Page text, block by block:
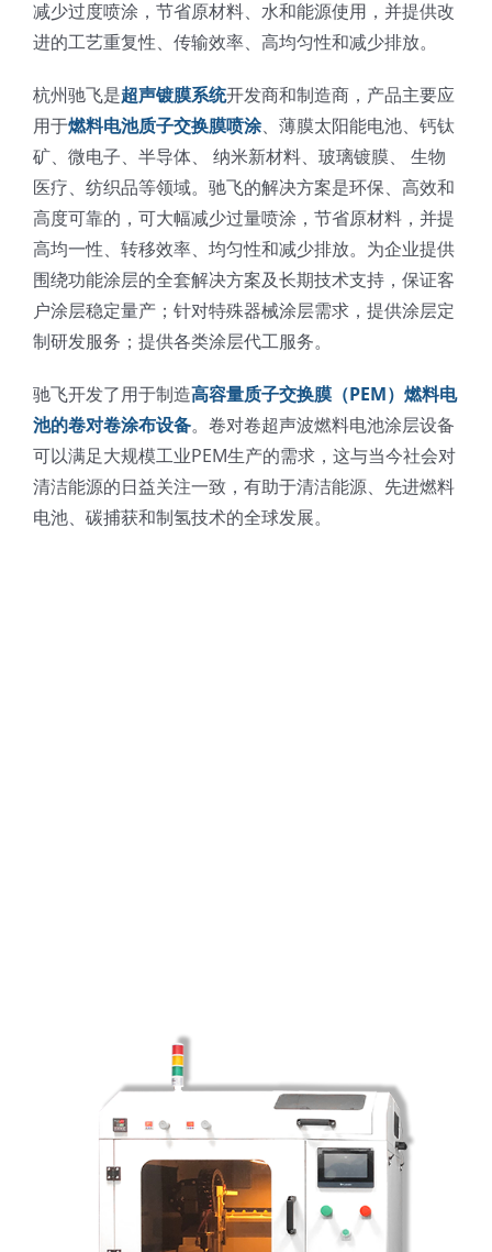
减少过度喷涂，节省原材料、水和能源使用，并提供改
进的工艺重复性、传输效率、高均匀性和减少排放。
杭州驰飞是超声镀膜系统开发商和制造商，产品主要应
用于燃料电池质子交换膜喷涂、薄膜太阳能电池、钙钛
矿、微电子、半导体、 纳米新材料、玻璃镀膜、 生物
医疗、纺织品等领域。驰飞的解决方案是环保、高效和
高度可靠的，可大幅减少过量喷涂，节省原材料，并提
高均一性、转移效率、均匀性和减少排放。为企业提供
围绕功能涂层的全套解决方案及长期技术支持，保证客
户涂层稳定量产；针对特殊器械涂层需求，提供涂层定
制研发服务；提供各类涂层代工服务。
驰飞开发了用于制造高容量质子交换膜（PEM）燃料电
池的卷对卷涂布设备。卷对卷超声波燃料电池涂层设备
可以满足大规模工业PEM生产的需求，这与当今社会对
清洁能源的日益关注一致，有助于清洁能源、先进燃料
电池、碳捕获和制氢技术的全球发展。